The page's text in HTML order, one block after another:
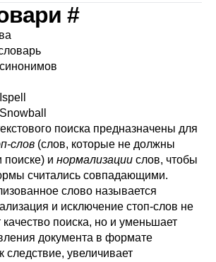
#
Ispell
Snowball
поиска предназначены для
слов (слов, которые не должны
поиске) и нормализации слов, чтобы
считались совпадающими.
слово называется
и исключение стоп-слов не
качество поиска, но и уменьшает
документа в формате
следствие, увеличивает